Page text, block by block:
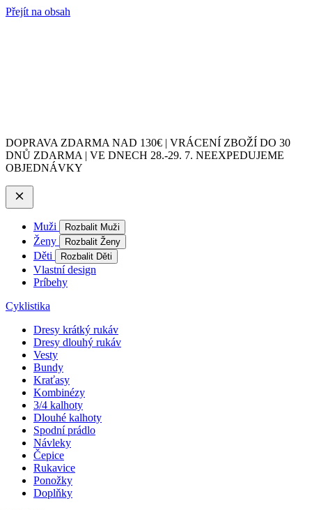
Přejít na obsah
DOPRAVA ZDARMA NAD 130€ | VRÁCENÍ ZBOŽÍ DO 30
DNŮ ZDARMA | VE DNECH 28.-29. 7. NEEXPEDUJEME
OBJEDNÁVKY
Muži Rozbalit Muži
Ženy Rozbalit Ženy
Děti Rozbalit Děti
Vlastní design
Príbehy
Cyklistika
Dresy krátký rukáv
Dresy dlouhý rukáv
Vesty
Bundy
Kraťasy
Kombinézy
3/4 kalhoty
Dlouhé kalhoty
Spodní prádlo
Návleky
Čepice
Rukavice
Ponožky
Doplňky